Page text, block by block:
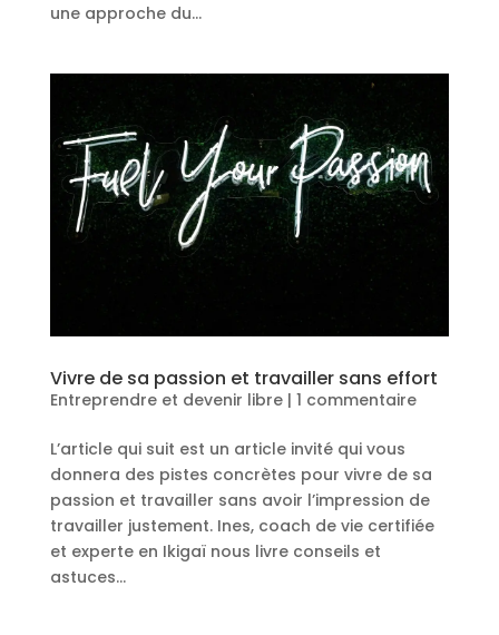
une approche du...
Vivre de sa passion et travailler sans effort
Entreprendre et devenir libre| 1 commentaire
L’article qui suit est un article invité qui vous
donnera des pistes concrètes pour vivre de sa
passion et travailler sans avoir l’impression de
travailler justement. Ines, coach de vie certifiée
et experte en Ikigaï nous livre conseils et
astuces...